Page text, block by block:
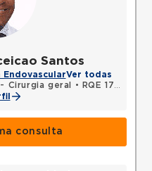
Santos
EndovascularVer todas
- Cirurgia geral •
RQE 17700 - Angiologia
consulta